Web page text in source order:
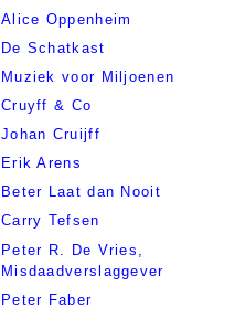
Alice Oppenheim
De Schatkast
Muziek voor Miljoenen
Cruyff & Co
Johan Cruijff
Erik Arens
Beter Laat dan Nooit
Carry Tefsen
Peter R. De Vries,
Misdaadverslaggever
Peter Faber